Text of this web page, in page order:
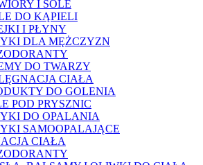
I SOLE
DO KĄPIELI
I PŁYNY
DLA MĘŻCZYZN
DO TWARZY
CIAŁA
DO GOLENIA
POD PRYSZNIC
DO OPALANIA
SAMOOPALAJĄCE
CIAŁA